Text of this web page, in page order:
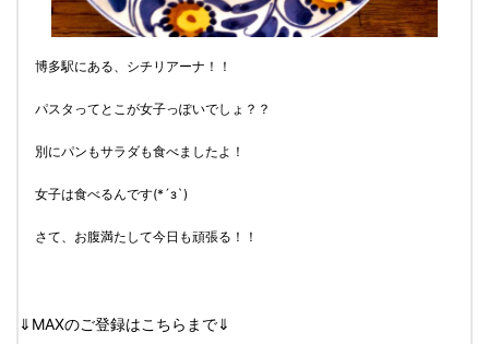
博多駅にある、シチリアーナ！！
パスタってとこが女子っぽいでしょ？？
別にパンもサラダも食べましたよ！
女子は食べるんです(*´з`)
さて、お腹満たして今日も頑張る！！
⇓MAXのご登録はこちらまで⇓